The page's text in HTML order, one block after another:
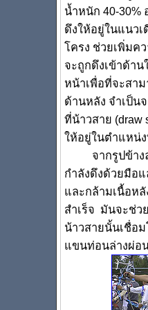
น้ำหนัก 40-30%
ดึงให้อยู่ในแนวเ
โครง ช่วยเพิ่มค
จะถูกดึงเข้าด้า
หน้าเพื่อที่จะสา
ด้านหลัง จำเป็น
ที่น้าวสาย (draw
ให้อยู่ในตำแหน่
จากรูปข้างล่า
กำลังดึงด้วยมือ
และกล้ามเนื้อหลั
สำเร็จ มันจะช่ว
น้าวสายนั้นเชื่อ
แขนท่อนล่างผ่อ